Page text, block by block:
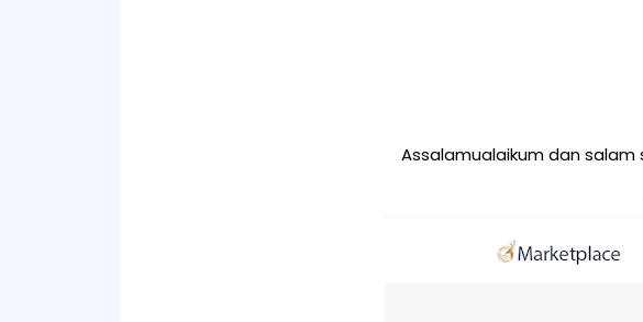
Assalamualaikum dan salam